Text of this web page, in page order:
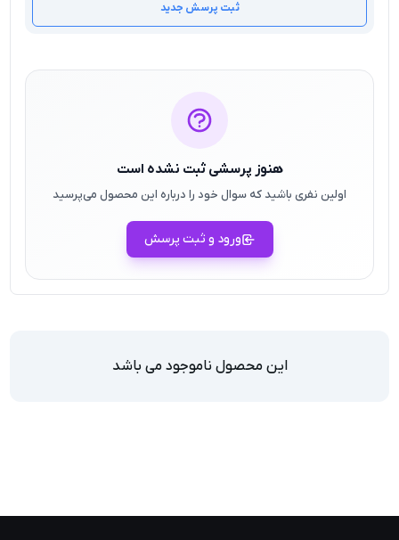
ثبت پرسش جدید
هنوز پرسشی ثبت نشده است
اولین نفری باشید که سوال خود را درباره این محصول می‌پرسید
ورود و ثبت پرسش
این محصول ناموجود می باشد